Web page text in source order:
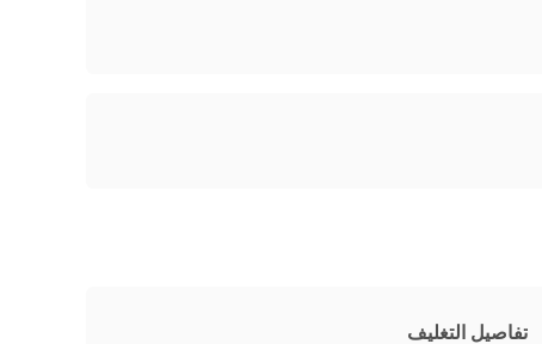
تفاصيل التغليف